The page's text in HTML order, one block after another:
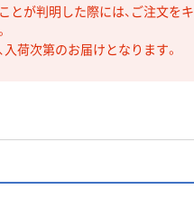
とが判明した際には、ご注文をキ
荷次第のお届けとなります。